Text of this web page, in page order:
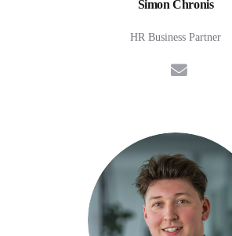
Simon Chronis
HR Business Partner
E-Mail